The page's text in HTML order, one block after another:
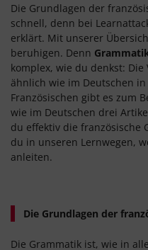
Die Grundlagen der
schnell, denn bei
erklärt. Mit unserer
beruhigen. Denn
komplex, wie du denkst:
ähnlich wie im Deutschen
Französischen gibt es zum
wie im Deutschen drei
du effektiv die französische
du in unseren Lernwegen,
anleiten.
Die Grundlagen der
Die Grammatik ist, wie in